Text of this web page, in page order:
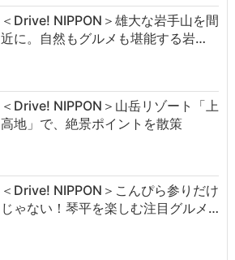
＜Drive! NIPPON＞雄大な岩手山を間
近に。自然もグルメも堪能する岩…
＜Drive! NIPPON＞山岳リゾート「上
高地」で、絶景ポイントを散策
＜Drive! NIPPON＞こんぴら参りだけ
じゃない！琴平を楽しむ注目グルメ…